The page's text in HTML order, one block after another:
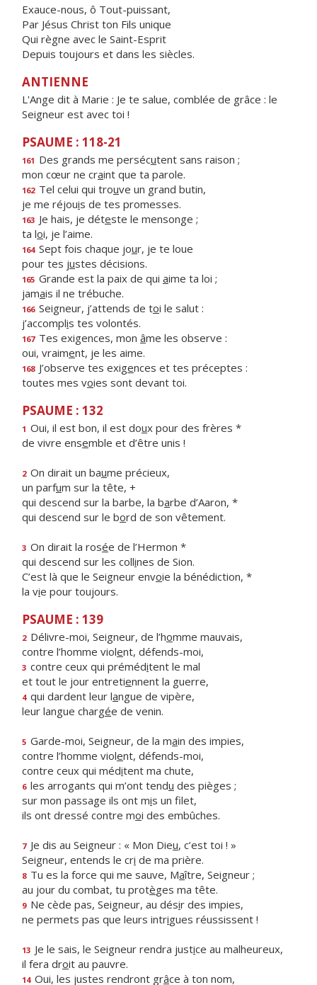
Exauce-nous, ô Tout-puissant,
Par Jésus Christ ton Fils unique
Qui règne avec le Saint-Esprit
Depuis toujours et dans les siècles.
ANTIENNE
L'Ange dit à Marie : Je te salue, comblée de grâce : le
Seigneur est avec toi !
PSAUME : 118-21
161 Des grands me persécutent sans raison ;
mon cœur ne craint que ta parole.
162 Tel celui qui trouve un grand butin,
je me réjouis de tes promesses.
163 Je hais, je déteste le mensonge ;
ta loi, je l’aime.
164 Sept fois chaque jour, je te loue
pour tes justes décisions.
165 Grande est la paix de qui aime ta loi ;
jamais il ne trébuche.
166 Seigneur, j’attends de toi le salut :
j’accomplis tes volontés.
167 Tes exigences, mon âme les observe :
oui, vraiment, je les aime.
168 J’observe tes exigences et tes préceptes :
toutes mes voies sont devant toi.
PSAUME : 132
1 Oui, il est bon, il est doux pour des frères *
de vivre ensemble et d’être unis !
2 On dirait un baume précieux,
un parfum sur la tête, +
qui descend sur la barbe, la barbe d’Aaron, *
qui descend sur le bord de son vêtement.
3 On dirait la rosée de l’Hermon *
qui descend sur les collines de Sion.
C’est là que le Seigneur envoie la bénédiction, *
la vie pour toujours.
PSAUME : 139
2 Délivre-moi, Seigneur, de l’homme mauvais,
contre l’homme violent, défends-moi,
3 contre ceux qui préméditent le mal
et tout le jour entretiennent la guerre,
4 qui dardent leur langue de vipère,
leur langue chargée de venin.
5 Garde-moi, Seigneur, de la main des impies,
contre l’homme violent, défends-moi,
contre ceux qui méditent ma chute,
6 les arrogants qui m’ont tendu des pièges ;
sur mon passage ils ont mis un filet,
ils ont dressé contre moi des embûches.
7 Je dis au Seigneur : « Mon Dieu, c’est toi ! »
Seigneur, entends le cri de ma prière.
8 Tu es la force qui me sauve, Maître, Seigneur ;
au jour du combat, tu protèges ma tête.
9 Ne cède pas, Seigneur, au désir des impies,
ne permets pas que leurs intrigues réussissent !
13 Je le sais, le Seigneur rendra justice au malheureux,
il fera droit au pauvre.
14 Oui, les justes rendront grâce à ton nom,